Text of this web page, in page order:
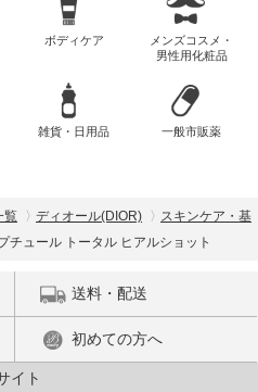
ボディケア
メンズコスメ・
男性用化粧品
雑貨・日用品 一般市販薬
覧 ディオール(DIOR)
スキンケア・基
チュール トータル ヒアルショット
送料・配送
初めての方へ
イト